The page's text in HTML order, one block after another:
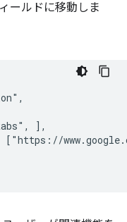
ールドに移動しま
],